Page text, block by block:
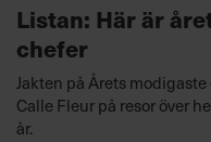
Listan: Här är
chefer
Jakten på Årets
Calle Fleur på resor över
år.